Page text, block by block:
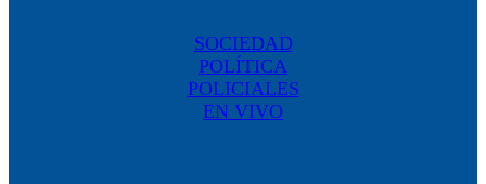
SOCIEDAD
POLÍTICA
POLICIALES
EN VIVO